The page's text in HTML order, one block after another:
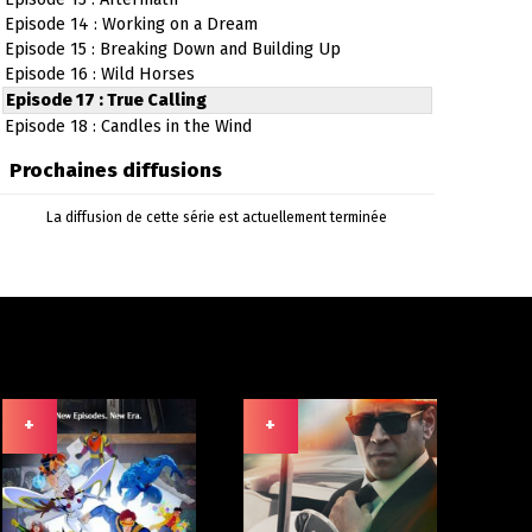
Episode 14 : Working on a Dream
Episode 15 : Breaking Down and Building Up
Episode 16 : Wild Horses
Episode 17 : True Calling
Episode 18 : Candles in the Wind
Prochaines diffusions
La diffusion de cette série est actuellement terminée
+ +